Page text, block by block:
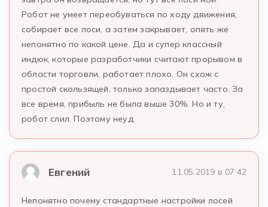
Робот не умеет переобуваться по ходу движения,
собирает все лоси, а затем закрывает, опять же
непонятно по какой цене. Да и супер классный
индюк, которые разработчики считают прорывом в
области торговли, работает плохо. Он схож с
простой скользящей, только запаздывает часто. За
все время, прибыль не была выше 30%. Но и ту,
робот слил. Поэтому неуд.
Евгений 11.05.2019 в 07:42
Непонятно почему стандартные настройки лосей